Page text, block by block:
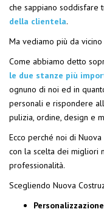
che sappiano soddisfare
della clientela.
Ma vediamo più da
Come abbiamo detto
le due stanze più
ognuno di noi ed in
personali e rispondere
pulizia, ordine, design e
Ecco perché noi di
con la scelta dei migliori
professionalità.
Scegliendo Nuova
Personalizzazione